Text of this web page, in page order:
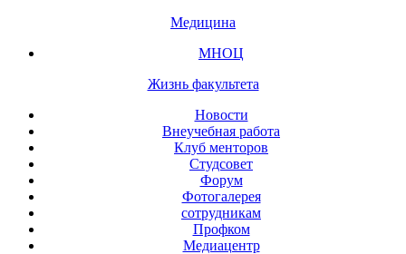
Медицина
МНОЦ
Жизнь факультета
Новости
Внеучебная работа
Клуб менторов
Студсовет
Форум
Фотогалерея
сотрудникам
Профком
Медиацентр